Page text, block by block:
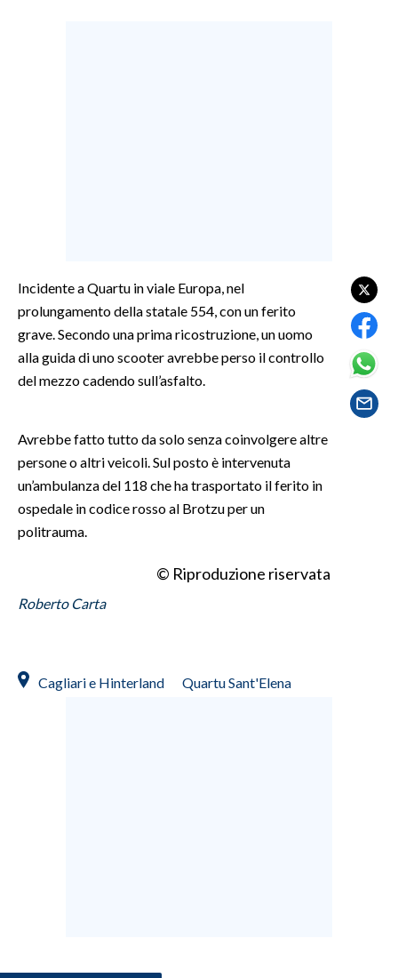
SPETTACOLI
GOSSIP
SARDEGNA TURISMO
SARDI NEL MONDO
NOTIZIE
#CARAUNIONE
Incidente a Quartu in viale Europa, nel
prolungamento della statale 554, con un ferito
grave. Secondo una prima ricostruzione, un uomo
alla guida di uno scooter avrebbe perso il controllo
del mezzo cadendo sull’asfalto.
Avrebbe fatto tutto da solo senza coinvolgere altre
persone o altri veicoli. Sul posto è intervenuta
un’ambulanza del 118 che ha trasportato il ferito in
ospedale in codice rosso al Brotzu per un
politrauma.
© Riproduzione riservata
Roberto Carta
Cagliari e Hinterland Quartu Sant'Elena